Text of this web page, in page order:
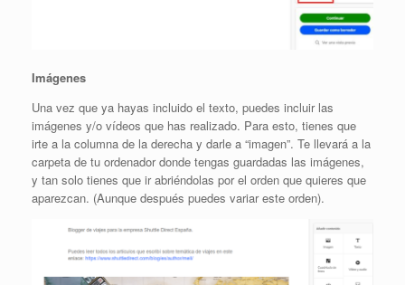
Imágenes
Una vez que ya hayas incluido el texto, puedes incluir las
imágenes y/o vídeos que has realizado. Para esto, tienes que
irte a la columna de la derecha y darle a “imagen”. Te llevará a la
carpeta de tu ordenador donde tengas guardadas las imágenes,
y tan solo tienes que ir abriéndolas por el orden que quieres que
aparezcan. (Aunque después puedes variar este orden).